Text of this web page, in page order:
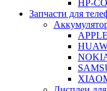
HP-
Запчасти для
APPLE